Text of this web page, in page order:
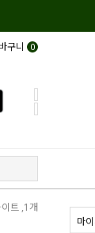
마
구니 0
트 ,1개